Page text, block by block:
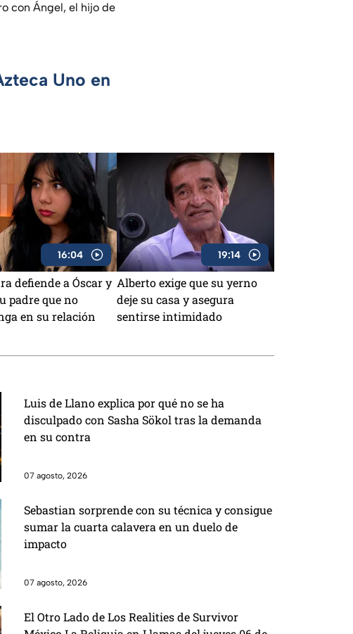
con Ángel, el hijo de
Uno en
16:04
defiende a Óscar y
padre que no
en su relación
19:14
Alberto exige que su yerno
deje su casa y asegura
sentirse intimidado
Luis de Llano explica por qué no se ha
disculpado con Sasha Sökol tras la demanda
en su contra
07 agosto, 2026
Sebastian sorprende con su técnica y consigue
sumar la cuarta calavera en un duelo de
impacto
07 agosto, 2026
El Otro Lado de Los Realities de Survivor